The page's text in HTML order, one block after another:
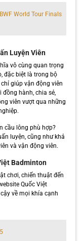
World Tour Finals
Luyện Viên
vô cùng quan trọng
đặc biệt là trong bộ
giúp vận động viên
hành, chia sẻ,
viên vượt qua những
cầu lông phù hợp?
luyện, cũng như khả
và vận động viên.
Badminton
chơi, chiến thuật đến
Quốc Việt
về mọi khía cạnh